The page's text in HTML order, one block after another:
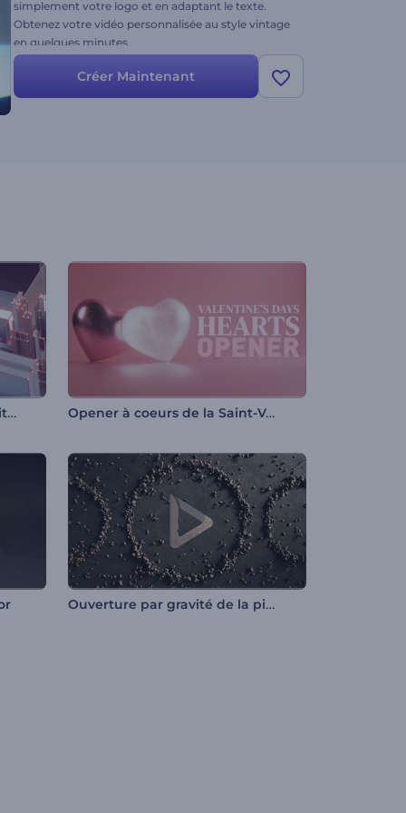
simplement votre logo et en adaptant le texte.
Obtenez votre vidéo personnalisée au style vintage
en quelques minutes.
Créer Maintenant
Animation de logo - Modularité abstraite Opener à coeurs de la Saint-Valentin
Ouverture par gravité de la pierre